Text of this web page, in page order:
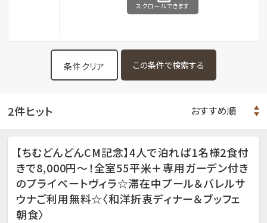
スクロールできます
条件クリア
2件ヒット
【ちむどんどんCM記念】4人で泊れば1名様2食付
きで8,000円～！全室55平米＋専用ガーデン付き
のプライベートヴィラ☆滞在中プール＆バレルサ
ウナご利用無料☆〈和洋折衷ディナー＆ブッフェ
朝食〉